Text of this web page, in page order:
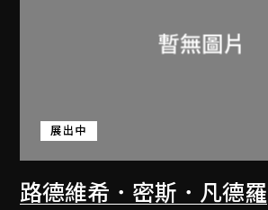
路德維希．密斯．凡德羅
展出中